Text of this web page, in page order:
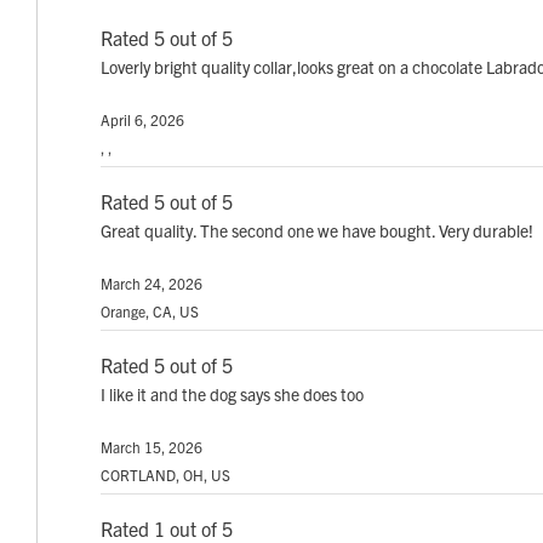
Rated 5 out of 5
Loverly bright quality collar,looks great on a chocolate
April 6, 2026
Rated 5 out of 5
Great quality. The second one we have bought. Very durable!
March 24, 2026
Orange, CA, US
Rated 5 out of 5
I like it and the dog says she does too
March 15, 2026
CORTLAND, OH, US
Rated 1 out of 5